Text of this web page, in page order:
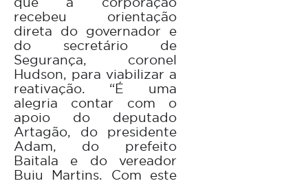
recebeu orientação
direta do governador e
do secretário de
Segurança, coronel
Hudson, para viabilizar a
reativação. “É uma
alegria contar com o
apoio do deputado
Artagão, do presidente
Adam, do prefeito
Baitala e do vereador
Buiu Martins. Com este